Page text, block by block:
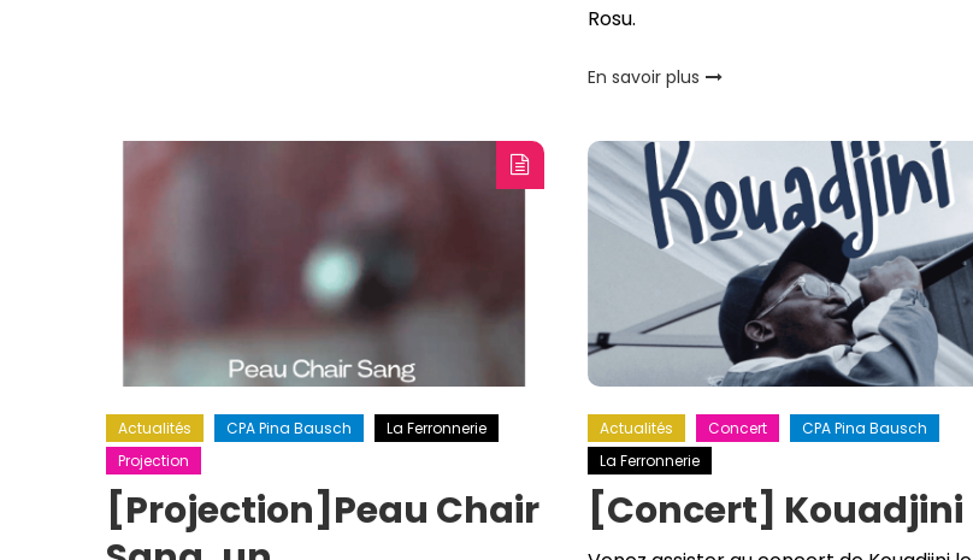
Rosu.
En savoir plus
Actualités CPA Pina Bausch
La Ferronnerie
Projection
[Projection]Peau Chair
Actualités Concert
CPA Pina Bausch
La Ferronnerie
[Concert] Kouadjini